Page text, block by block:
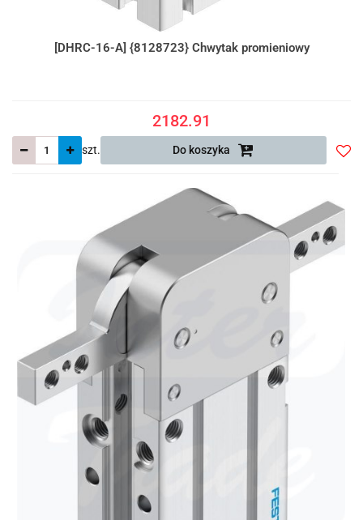
[DHRC-16-A] {8128723} Chwytak promieniowy
2182.91
szt. Do koszyka